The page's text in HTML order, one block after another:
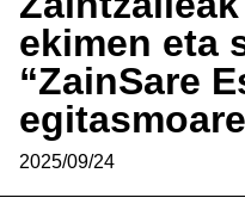
ekimen eta
“ZainSare
2025/09/24